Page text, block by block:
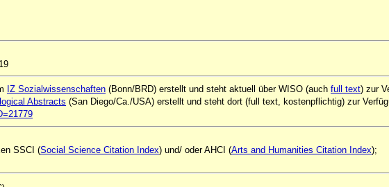
IZ Sozialwissenschaften (Bonn/BRD) erstellt und steht aktuell über WISO (auch full text) zur
Abstracts (San Diego/Ca./USA) erstellt und steht dort (full text, kostenpflichtig) zur
SSCI (Social Science Citation Index) und/ oder AHCI (Arts and Humanities Citation Index);